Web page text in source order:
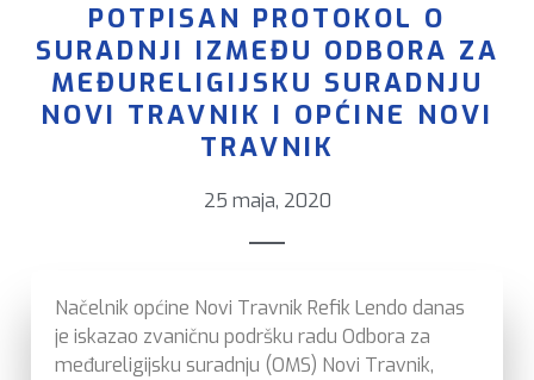
POTPISAN PROTOKOL O
SURADNJI IZMEĐU ODBORA ZA
MEĐURELIGIJSKU SURADNJU
NOVI TRAVNIK I OPĆINE NOVI
TRAVNIK
25 maja, 2020
Načelnik općine Novi Travnik Refik Lendo danas
je iskazao zvaničnu podršku radu Odbora za
međureligijsku suradnju (OMS) Novi Travnik,